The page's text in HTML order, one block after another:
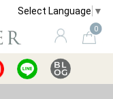
Select Language ▼
0
買取